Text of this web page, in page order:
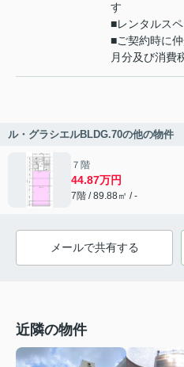
す
■レンタルス
■ご契約時に
月分及び消費
ル・グラシエルBLDG.70の他の物件
７階
44.87万円
7階 / 89.88㎡ / -
メールで共有する
近隣の物件